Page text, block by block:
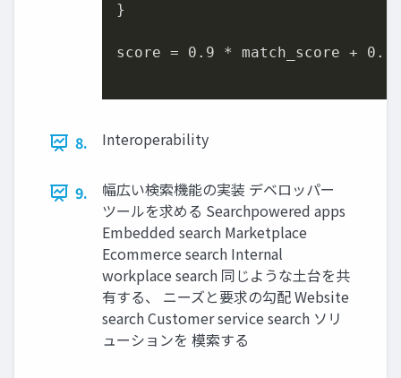
}
score = 0.9 * match_score + 0.1
8. Interoperability
9.
幅広い検索機能の実装 デベロッパー
ツールを求める Searchpowered apps
Embedded search Marketplace
Ecommerce search Internal
workplace search 同じような⼟台を共
有する、 ニーズと要求の勾配 Website
search Customer service search ソリ
ューションを 模索する